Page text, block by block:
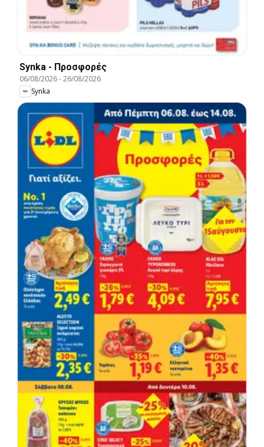
Synka - Προσφορές
06/08/2026-26/08/2026
Synka